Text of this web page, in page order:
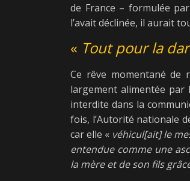
de France – formulée
l’avait déclinée, il aurait
« Tout pour la
Ce rêve momentané de
largement alimentée
interdite dans la
fois, l’Autorité nationale
car elle « véhicul[ait] le
entendue comme une
la mère et de son fils